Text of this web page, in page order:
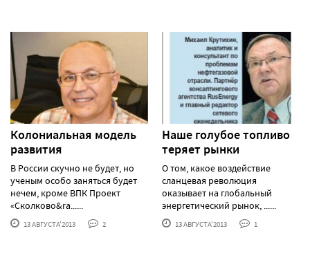
Колониальная модель
развития
В России скучно не будет, но
ученым особо заняться будет
нечем, кроме ВПК Проект
«Сколково&ra......
13 АВГУСТА'2013 2
Наше голубое топливо
теряет рынки
О том, какое воздействие
сланцевая революция
оказывает на глобальный
энергетический рынок, ......
13 АВГУСТА'2013 1